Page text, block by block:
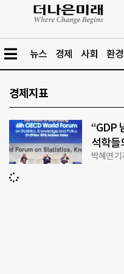
뉴스 경제 사회 환경
경제지표
“GDP
석학들
박혜연 기